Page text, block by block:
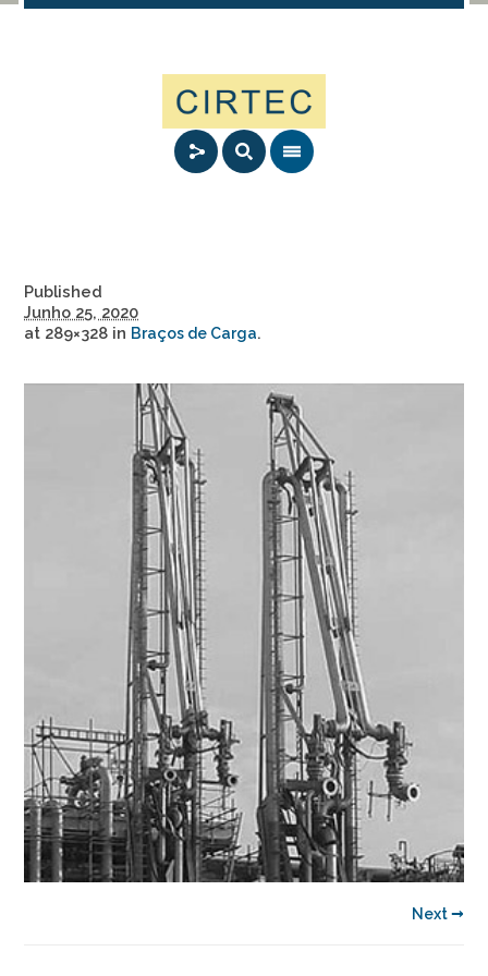
Published
Junho 25, 2020
at 289×328 in Braços de Carga.
Next →